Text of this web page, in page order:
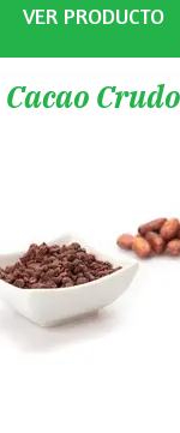
VER PRODUCTO
Cacao Crudo